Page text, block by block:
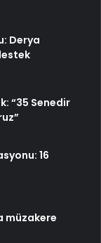
Derya
“35 Senedir
16
müzakere